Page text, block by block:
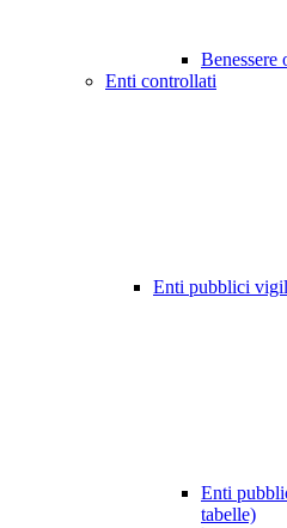
Benessere
Enti controllati
Enti pubblici
Enti
tabelle)